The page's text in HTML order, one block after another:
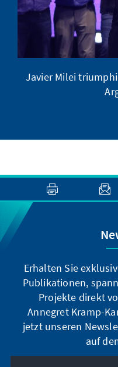
Javier Milei
Erhalten Sie
Publikationen,
Projekte direkt
Annegret Kramp-
jetzt unseren
auf